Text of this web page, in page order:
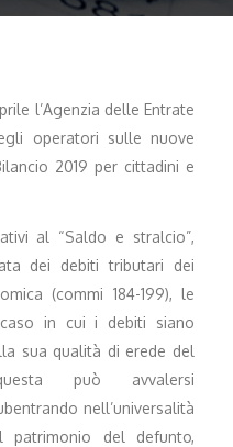
l’Agenzia delle Entrate
operatori sulle nuove
2019 per cittadini e
al “Saldo e stralcio”,
dei debiti tributari dei
(commi 184-199), le
in cui i debiti siano
sua qualità di erede del
può avvalersi
nell’universalità
patrimonio del defunto,